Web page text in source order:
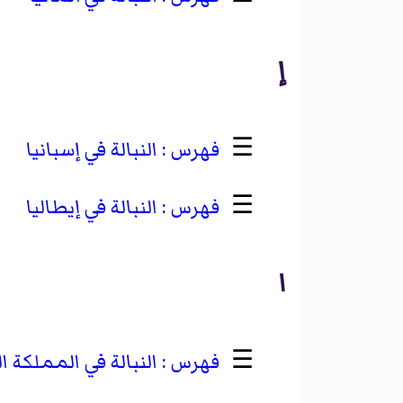
إ
☰
النبالة في إسبانيا
☰
النبالة في إيطاليا
ا
☰ النبالة في